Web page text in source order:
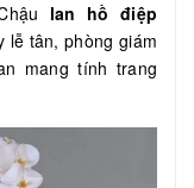
lan hồ điệp
lễ tân, phòng giám
mang tính trang